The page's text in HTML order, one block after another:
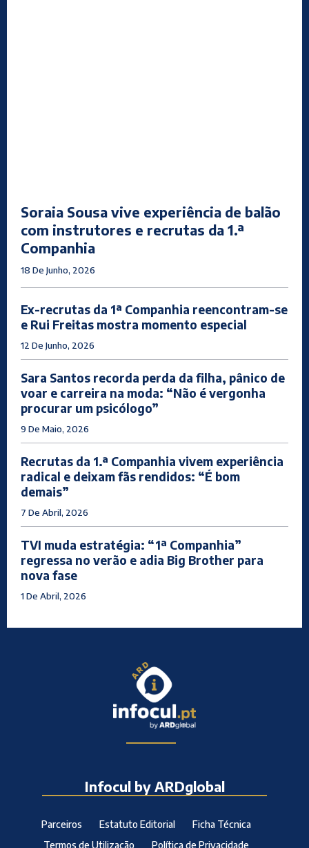
Soraia Sousa vive experiência de balão
com instrutores e recrutas da 1.ª
Companhia
18 De Junho, 2026
Ex-recrutas da 1ª Companhia reencontram-se
e Rui Freitas mostra momento especial
12 De Junho, 2026
Sara Santos recorda perda da filha, pânico de
voar e carreira na moda: “Não é vergonha
procurar um psicólogo”
9 De Maio, 2026
Recrutas da 1.ª Companhia vivem experiência
radical e deixam fãs rendidos: “É bom
demais”
7 De Abril, 2026
TVI muda estratégia: “1ª Companhia”
regressa no verão e adia Big Brother para
nova fase
1 De Abril, 2026
Infocul by ARDglobal
Parceiros Estatuto Editorial
Ficha Técnica
Termos de Utilização
Política de Privacidade